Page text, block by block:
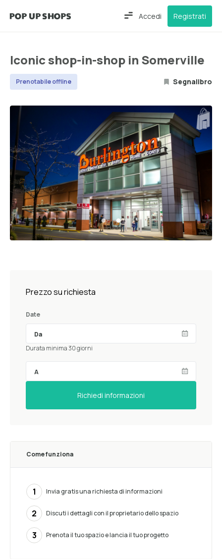
Accedi Registrati
Iconic shop-in-shop in Somerville
Prenotabile offline Segnalibro
Prezzo su richiesta
Date
Durata minima 30 giorni
Richiedi informazioni
Come funziona
1 Invia gratis una richiesta di informazioni
2 Discuti i dettagli con il proprietario dello spazio
3 Prenota il tuo spazio e lancia il tuo progetto